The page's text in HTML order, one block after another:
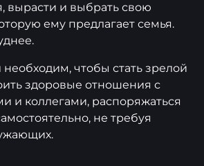
вырасти и выбрать свою
ему предлагает семья.
чтобы стать зрелой
здоровые отношения с
и коллегами, распоряжаться
не требуя